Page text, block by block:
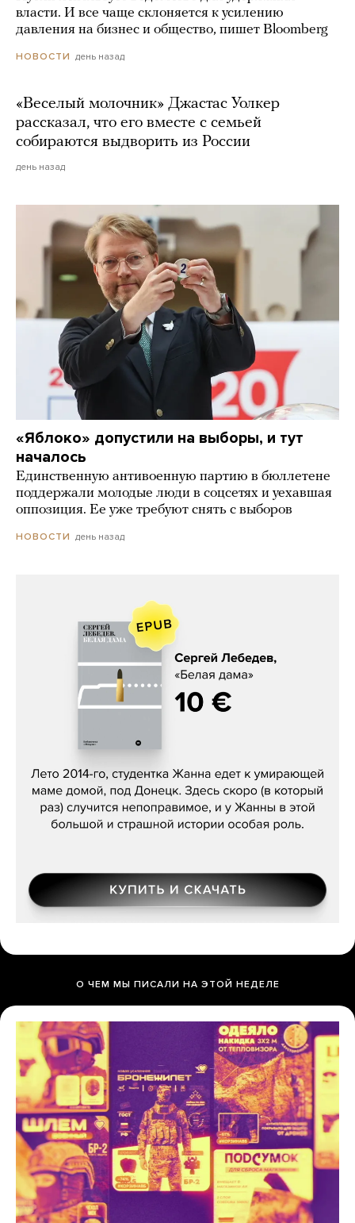
власти. И все чаще склоняется к усилению
давления на бизнес и общество, пишет Bloomberg
НОВОСТИ день назад
«Веселый молочник» Джастас Уолкер
рассказал, что его вместе с семьей
собираются выдворить из России
день назад
«Яблоко» допустили на выборы, и тут
началось
Единственную антивоенную партию в бюллетене
поддержали молодые люди в соцсетях и уехавшая
оппозиция. Ее уже требуют снять с выборов
НОВОСТИ день назад
Сергей Лебедев, «Белая дама»
О ЧЕМ МЫ ПИСАЛИ НА ЭТОЙ НЕДЕЛЕ